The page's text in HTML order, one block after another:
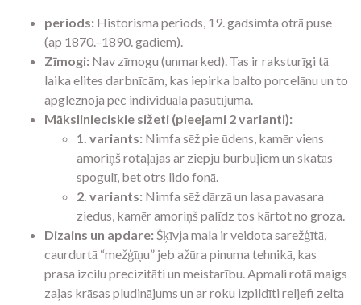
periods: Historisma periods, 19. gadsimta otrā puse
(ap 1870.–1890. gadiem).
Zīmogi: Nav zīmogu (unmarked). Tas ir raksturīgi tā
laika elites darbnīcām, kas iepirka balto porcelānu un to
apgleznoja pēc individuāla pasūtījuma.
Mākslinieciskie sižeti (pieejami 2 varianti):
1. variants: Nimfa sēž pie ūdens, kamēr viens
amoriņš rotaļājas ar ziepju burbuļiem un skatās
spogulī, bet otrs lido fonā.
2. variants: Nimfa sēž dārzā un lasa pavasara
ziedus, kamēr amoriņš palīdz tos kārtot no groza.
Dizains un apdare:Šķīvja mala ir veidota sarežģītā,
caurdurtā “mežģīņu” jeb ažūra pinuma tehnikā, kas
prasa izcilu precizitāti un meistarību. Apmali rotā maigs
zaļas krāsas pludinājums un ar roku izpildīti reljefi zelta